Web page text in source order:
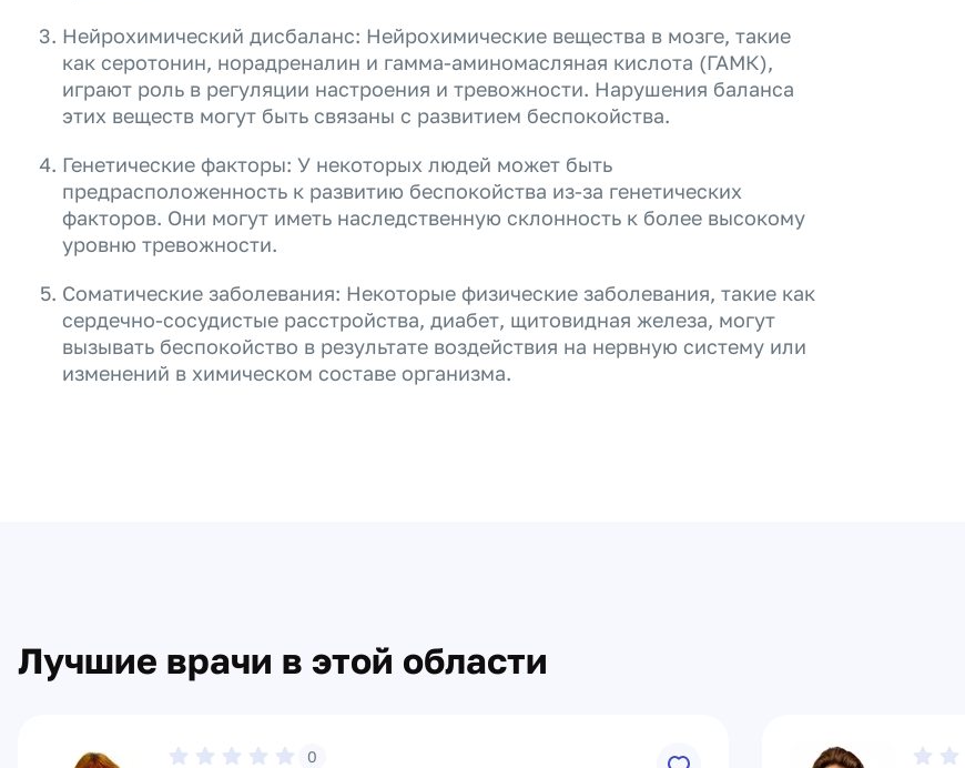
Нейрохимический дисбаланс: Нейрохимические вещества в мозге, такие
как серотонин, норадреналин и гамма-аминомасляная кислота (ГАМК),
играют роль в регуляции настроения и тревожности. Нарушения баланса
этих веществ могут быть связаны с развитием беспокойства.
Генетические факторы: У некоторых людей может быть
предрасположенность к развитию беспокойства из-за генетических
факторов. Они могут иметь наследственную склонность к более высокому
уровню тревожности.
Соматические заболевания: Некоторые физические заболевания, такие как
сердечно-сосудистые расстройства, диабет, щитовидная железа, могут
вызывать беспокойство в результате воздействия на нервную систему или
изменений в химическом составе организма.
Лучшие врачи в этой области
0